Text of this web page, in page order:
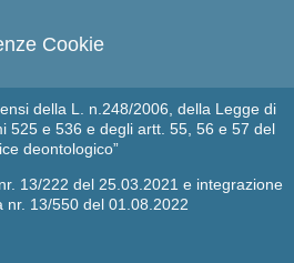
Cookie
della L. n.248/2006, della Legge di
525 e 536 e degli artt. 55, 56 e 57 del
deontologico”
13/222 del 25.03.2021 e integrazione
nr. 13/550 del 01.08.2022